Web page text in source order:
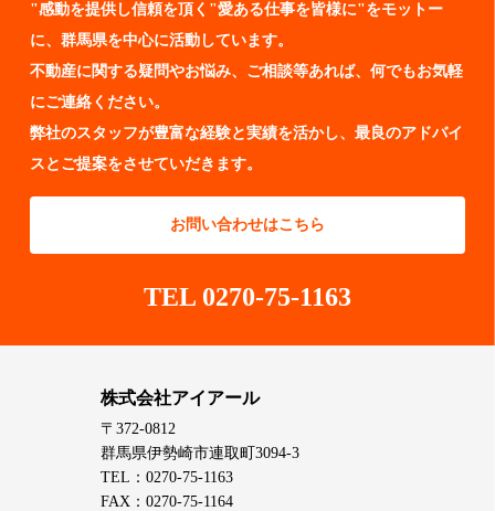
"感動を提供し信頼を頂く"愛ある仕事を皆様に"をモットー
に、群馬県を中心に活動しています。
不動産に関する疑問やお悩み、ご相談等あれば、何でもお気軽
にご連絡ください。
弊社のスタッフが豊富な経験と実績を活かし、最良のアドバイ
スとご提案をさせていだきます。
お問い合わせはこちら
TEL 0270-75-1163
株式会社アイアール
〒372-0812
群馬県伊勢崎市連取町3094-3
TEL：0270-75-1163
FAX：0270-75-1164